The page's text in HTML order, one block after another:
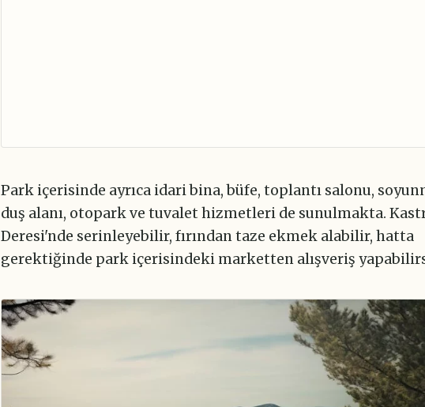
Park içerisinde ayrıca idari bina, büfe, toplantı salonu,
duş alanı, otopark ve tuvalet hizmetleri de sunulmakta.
Deresi'nde serinleyebilir, fırından taze ekmek alabilir, hatta
gerektiğinde park içerisindeki marketten alışveriş